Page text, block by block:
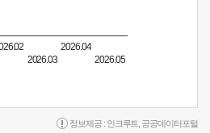
2026.03
2026.04
2026.05
정보제공 : 인크루트 공공데이터포털